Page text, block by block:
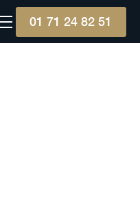
01 71 24 82 51